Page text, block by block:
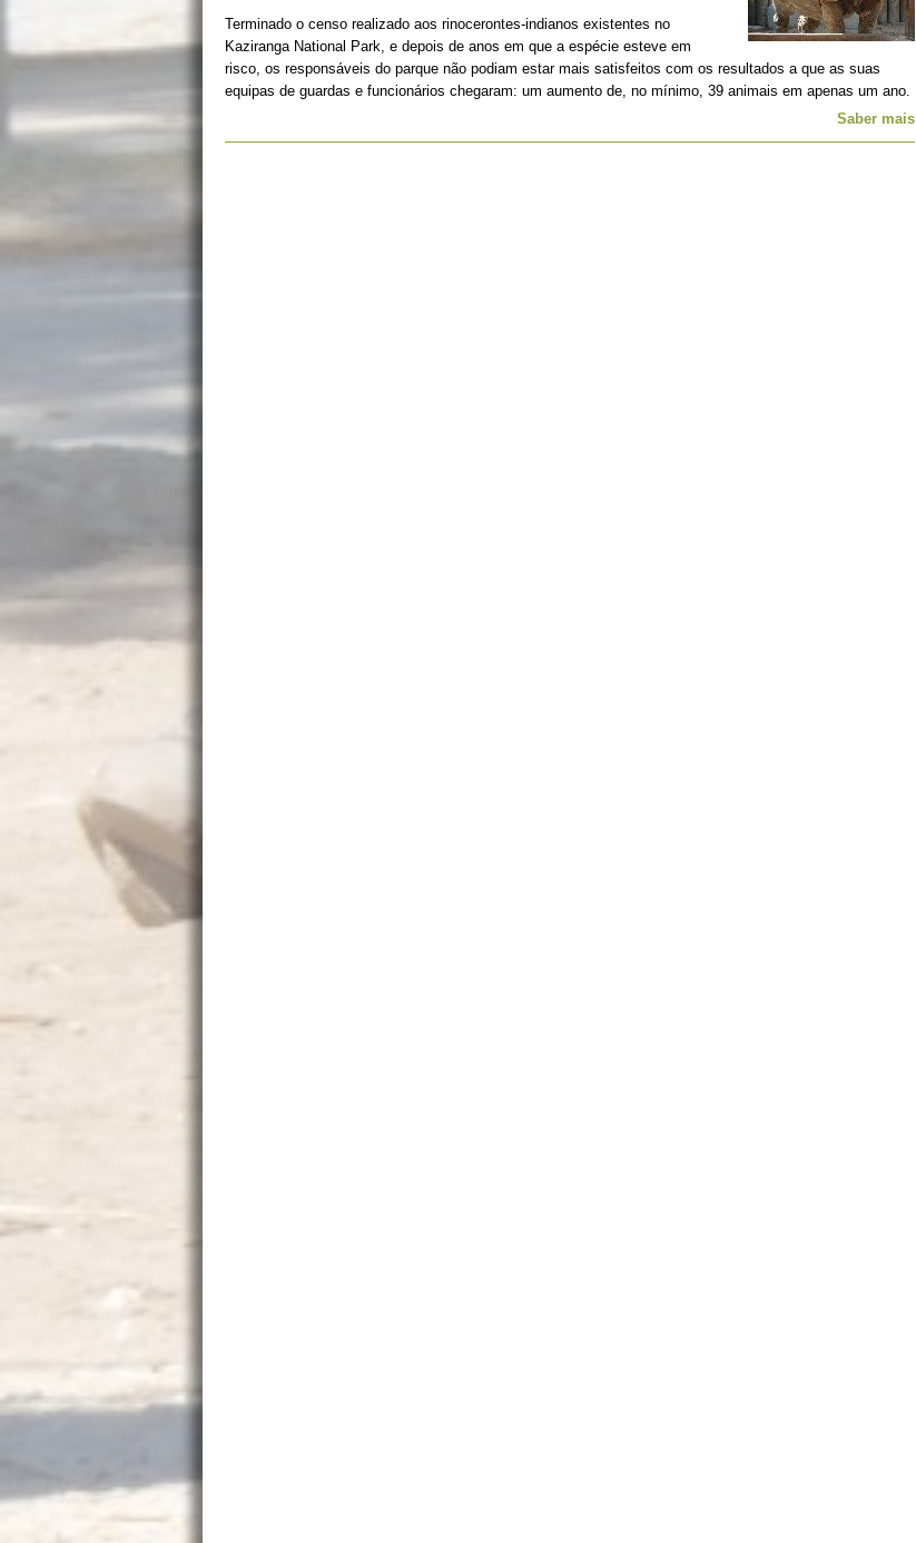
Terminado o censo realizado aos rinocerontes-indianos existentes no
Kaziranga National Park, e depois de anos em que a espécie esteve em
risco, os responsáveis do parque não podiam estar mais satisfeitos com os resultados a que as suas
equipas de guardas e funcionários chegaram: um aumento de, no mínimo, 39 animais em apenas um ano.
Saber mais